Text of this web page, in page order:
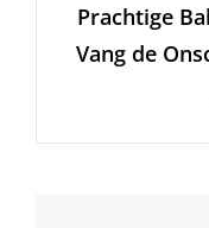
Bericht
Prachtige
Vang de